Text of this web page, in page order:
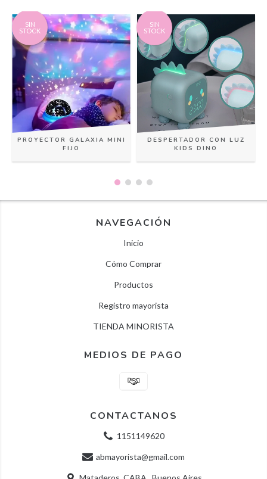
SIN
STOCK
PROYECTOR GALAXIA MINI
FIJO
SIN
STOCK
DESPERTADOR CON LUZ
KIDS DINO
NAVEGACIÓN
Inicio
Cómo Comprar
Productos
Registro mayorista
TIENDA MINORISTA
MEDIOS DE PAGO
CONTACTANOS
1151149620
abmayorista@gmail.com